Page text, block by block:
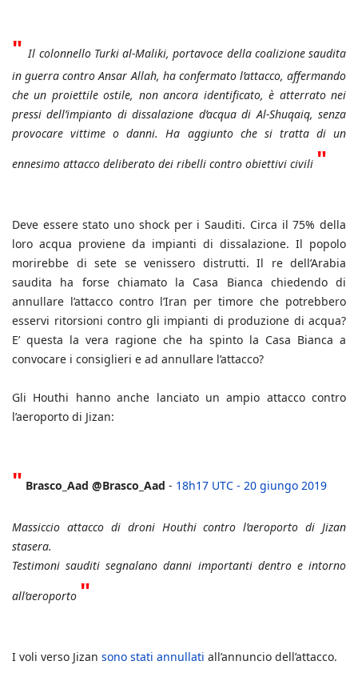
"Il colonnello Turki al-Maliki, portavoce della coalizione saudita
in guerra contro Ansar Allah, ha confermato l’attacco, affermando
che un proiettile ostile, non ancora identificato, è atterrato nei
pressi dell’impianto di dissalazione d’acqua di Al-Shuqaiq, senza
provocare vittime o danni. Ha aggiunto che si tratta di un
ennesimo attacco deliberato dei ribelli contro obiettivi civili "
Deve essere stato uno shock per i Sauditi. Circa il 75% della
loro acqua proviene da impianti di dissalazione. Il popolo
morirebbe di sete se venissero distrutti. Il re dell’Arabia
saudita ha forse chiamato la Casa Bianca chiedendo di
annullare l’attacco contro l’Iran per timore che potrebbero
esservi ritorsioni contro gli impianti di produzione di acqua?
E’ questa la vera ragione che ha spinto la Casa Bianca a
convocare i consiglieri e ad annullare l’attacco?
Gli Houthi hanno anche lanciato un ampio attacco contro
l’aeroporto di Jizan:
" Brasco_Aad @Brasco_Aad - 18h17 UTC - 20 giungo 2019
Massiccio attacco di droni Houthi contro l’aeroporto di Jizan
stasera.
Testimoni sauditi segnalano danni importanti dentro e intorno
all’aeroporto "
I voli verso Jizan sono stati annullati all’annuncio dell’attacco.